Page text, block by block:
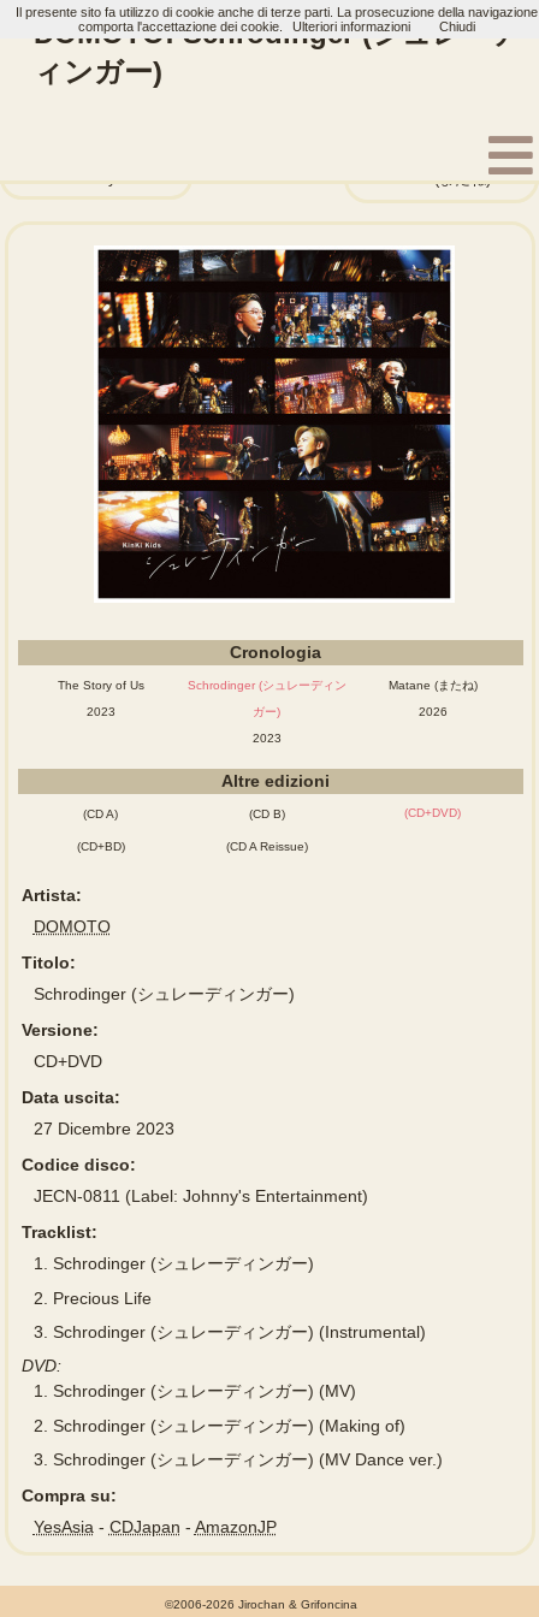
DOMOTO: Schrodinger (シュレーデ
ィンガー)
The Story of Us Matane (またね)
Cronologia
The Story of Us
2023
Schrodinger (シュレーディン
ガー)
2023
Matane (またね)
2026
Altre edizioni
(CD A) (CD B) (CD+DVD)
(CD+BD) (CD A Reissue)
Artista:
DOMOTO
Titolo:
Schrodinger (シュレーディンガー)
Versione:
CD+DVD
Data uscita:
27 Dicembre 2023
Codice disco:
JECN-0811 (Label: Johnny's Entertainment)
Tracklist:
1.
Schrodinger (シュレーディンガー)
2.
Precious Life
3. Schrodinger (シュレーディンガー) (Instrumental)
DVD:
1. Schrodinger (シュレーディンガー) (MV)
2. Schrodinger (シュレーディンガー) (Making of)
3. Schrodinger (シュレーディンガー) (MV Dance ver.)
Compra su:
YesAsia - CDJapan - AmazonJP
©2006-2026 Jirochan & Grifoncina
Il presente sito fa utilizzo di cookie anche di terze parti. La prosecuzione della navigazione
comporta l'accettazione dei cookie.
Ulteriori informazioni Chiudi